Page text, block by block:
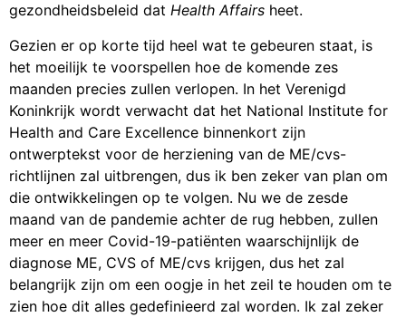
gezondheidsbeleid dat Health Affairs heet.
Gezien er op korte tijd heel wat te gebeuren staat, is
het moeilijk te voorspellen hoe de komende zes
maanden precies zullen verlopen. In het Verenigd
Koninkrijk wordt verwacht dat het National Institute for
Health and Care Excellence binnenkort zijn
ontwerptekst voor de herziening van de ME/cvs-
richtlijnen zal uitbrengen, dus ik ben zeker van plan om
die ontwikkelingen op te volgen. Nu we de zesde
maand van de pandemie achter de rug hebben, zullen
meer en meer Covid-19-patiënten waarschijnlijk de
diagnose ME, CVS of ME/cvs krijgen, dus het zal
belangrijk zijn om een oogje in het zeil te houden om te
zien hoe dit alles gedefinieerd zal worden. Ik zal zeker